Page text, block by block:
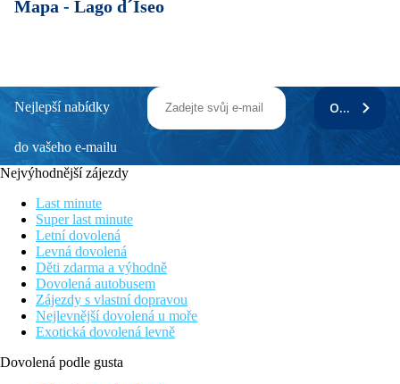
Mapa - Lago d´Iseo
Nejlepší nabídky
do vašeho e-mailu
ODEBÍRAT
Nejvýhodnější zájezdy
Last minute
Super last minute
Letní dovolená
Levná dovolená
Děti zdarma a výhodně
Dovolená autobusem
Zájezdy s vlastní dopravou
Nejlevnější dovolená u moře
Exotická dovolená levně
Dovolená podle gusta